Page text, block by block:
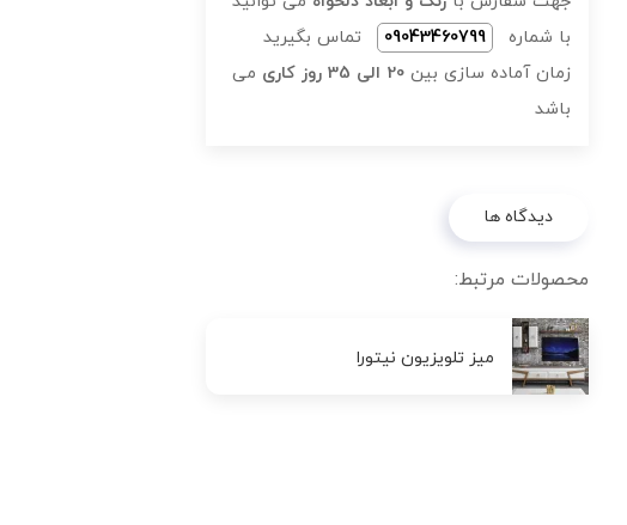
با شماره
09043460799
تماس بگیرید
زمان آماده سازی بین 20 الی 35 روز کاری
می
باشد
دیدگاه ها
محصولات مرتبط:
میز تلویزیون نیتورا